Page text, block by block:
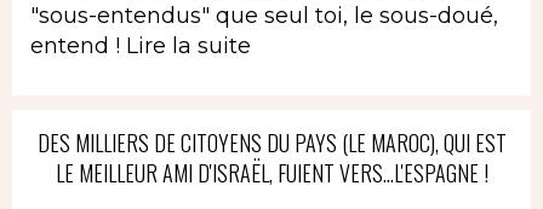
"sous-entendus" que seul toi, le sous-doué,
entend ! Lire la suite
DES MILLIERS DE CITOYENS DU PAYS (LE MAROC), QUI EST
LE MEILLEUR AMI D'ISRAËL, FUIENT VERS...L'ESPAGNE !